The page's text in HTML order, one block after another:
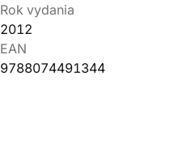
Rok vydania
2012
EAN
9788074491344